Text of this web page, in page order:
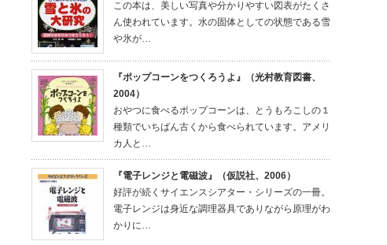
この本は、美しい写真や分かりやすい図表がたくさ
ん使われています。水の固体としての状態である雪
や氷が…
『ポップコーンをつくろうよ』（光村教育図書、
2004）
おやつに食べるポップコーンは、とうもろこしの１
種類でいちばん古くから食べられています。アメリ
カ人と…
『電子レンジと電磁波』（仮説社、2006）
好評が続くサイエンスシアター・シリーズの一冊。
電子レンジは身近な調理器具でありながら原理がわ
かりに…